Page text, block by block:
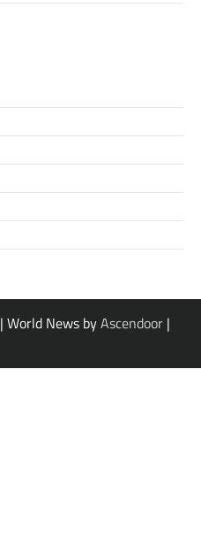
| World News byAscendoor |